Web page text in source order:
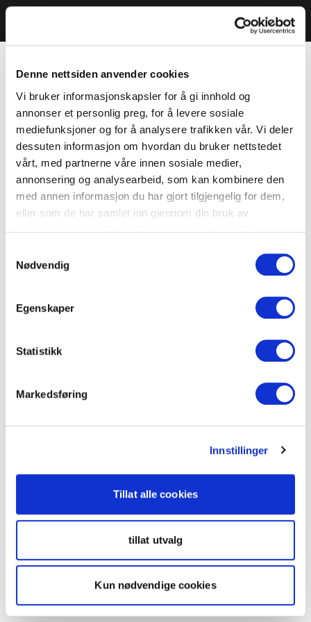
Denne nettsiden anvender cookies
Vi bruker informasjonskapsler for å gi innhold og
annonser et personlig preg, for å levere sosiale
mediefunksjoner og for å analysere trafikken vår. Vi deler
dessuten informasjon om hvordan du bruker nettstedet
vårt, med partnerne våre innen sosiale medier,
annonsering og analysearbeid, som kan kombinere den
med annen informasjon du har gjort tilgjengelig for dem,
eller som de har samlet inn gjennom din bruk av
Nødvendig
Egenskaper
Statistikk
Markedsføring
Innstillinger
Tillat alle cookies
tillat utvalg
Kun nødvendige cookies